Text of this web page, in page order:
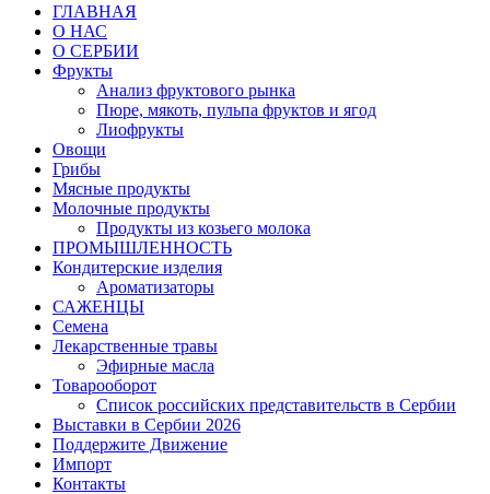
ГЛАВНАЯ
О НАС
O СЕРБИИ
Фрукты
Анализ фруктового рынка
Пюре, мякоть, пульпа фруктов и ягод
Лиофрукты
Овощи
Грибы
Мясные продукты
Молочные продукты
Продукты из козьего молока
ПРОМЫШЛЕННОСТЬ
Кондитерские изделия
Ароматизаторы
САЖЕНЦЫ
Семена
Лекарственные травы
Эфирные масла
Товарооборот
Список российских представительств в Сербии
Выставки в Сербии 2026
Поддержите Движение
Импорт
Контакты